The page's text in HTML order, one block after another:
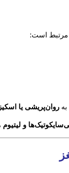
مرتبط است:
روان‌پریشی یا
و لیتیوم